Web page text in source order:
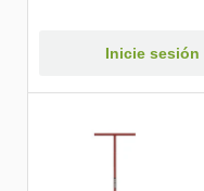
Inicie